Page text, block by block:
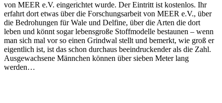
von MEER e.V. eingerichtet wurde. Der Eintritt ist kostenlos. Ihr
erfahrt dort etwas über die Forschungsarbeit von MEER e.V., über
die Bedrohungen für Wale und Delfine, über die Arten die dort
leben und könnt sogar lebensgroße Stoffmodelle bestaunen – wenn
man sich mal vor so einen Grindwal stellt und bemerkt, wie groß er
eigentlich ist, ist das schon durchaus beeindruckender als die Zahl.
Ausgewachsene Männchen können über sieben Meter lang
werden…